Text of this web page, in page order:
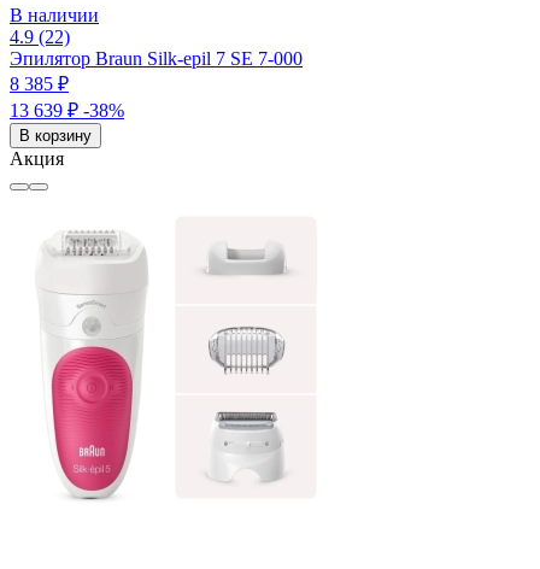
В наличии
4.9 (22)
Эпилятор Braun Silk-epil 7 SE 7-000
8 385 ₽
13 639 ₽ -38%
В корзину
Акция